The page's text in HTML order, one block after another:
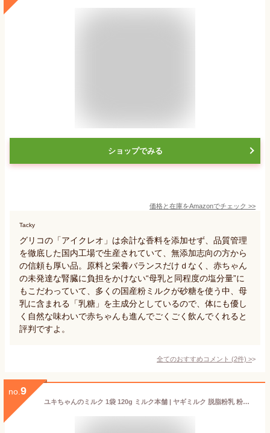
ショップでみる
価格と在庫をAmazonでチェック >>
Tacky
グリコの「アイクレオ」は余計な香料を添加せず、品質管理
を徹底した国内工場で生産されていて、無添加志向の方から
の信頼も厚い品。原料と栄養バランスだけｄなく、赤ちゃん
の未発達な腎臓に負担をかけない“母乳と同程度の塩分量”に
もこだわっていて、多くの国産粉ミルクが砂糖を使う中、母
乳に含まれる「乳糖」を主成分としているので、体にも優し
く自然な味わいで赤ちゃんも進んでごくごく飲んでくれると
評判ですよ。
全てのおすすめコメント (2件) >
no. 9
ユキちゃんのミルク 1袋 120g ミルク本舗 | ヤギミルク 脱脂粉乳 粉ミルク 着色料 香料 保存料 不使用 無添加 高タンパク 低脂肪 EFSA 甘さ控えめ